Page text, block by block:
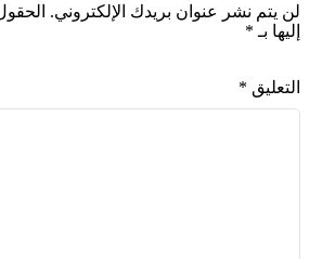
لن يتم نشر عنوان بريدك الإلكتروني.
إليها بـ *
التعليق *